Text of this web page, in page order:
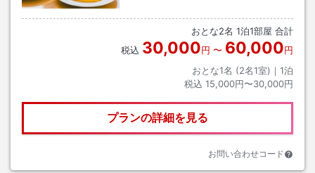
おとな2名 1泊1部屋 合計
税込 30,000円 〜 60,000円
おとな1名 (2名1室)｜ 1泊
税込 15,000円〜30,000円
プランの詳細を見る
お問い合わせコード